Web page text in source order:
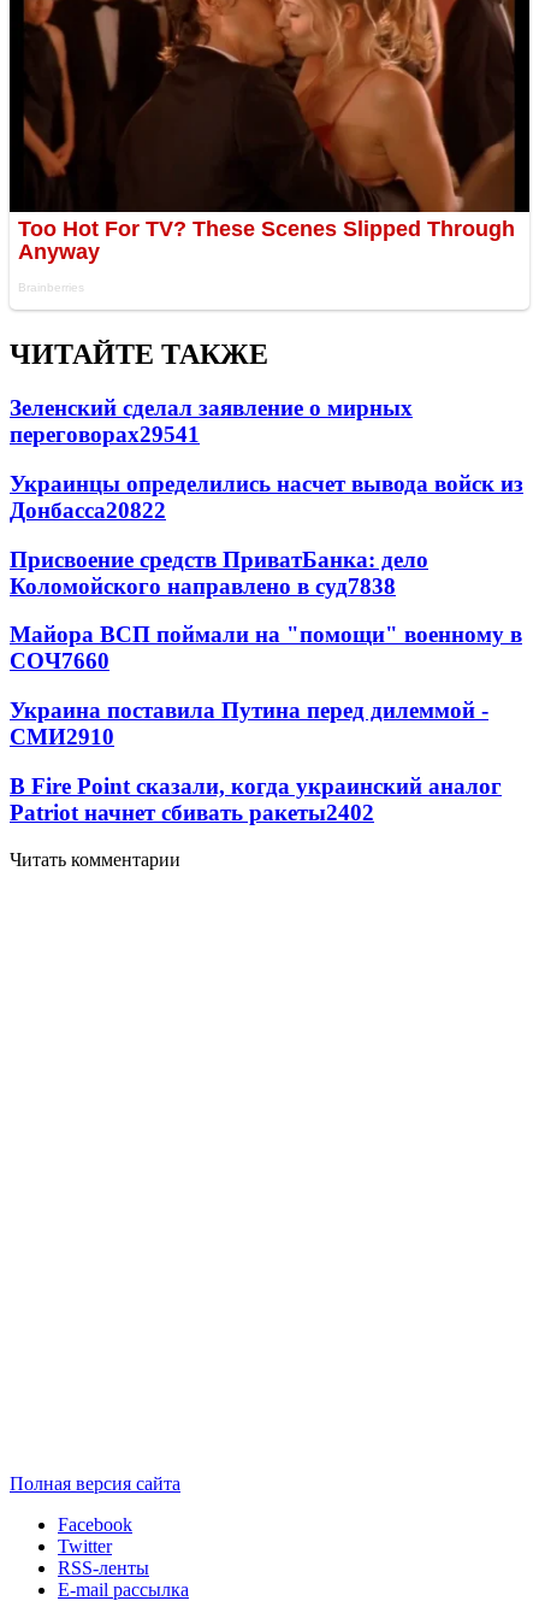
ЧИТАЙТЕ ТАКЖЕ
Зеленский сделал заявление о мирных
переговорах29541
Украинцы определились насчет вывода войск из
Донбасса20822
Присвоение средств ПриватБанка: дело
Коломойского направлено в суд7838
Майора ВСП поймали на "помощи" военному в
СОЧ7660
Украина поставила Путина перед дилеммой -
СМИ2910
В Fire Point сказали, когда украинский аналог
Patriot начнет сбивать ракеты2402
Читать комментарии
Полная версия сайта
Facebook
Twitter
RSS-ленты
E-mail рассылка